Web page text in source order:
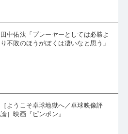
田中佑汰「プレーヤーとしては必勝よ
り不敗のほうがぼくは凄いなと思う」
［ようこそ卓球地獄へ／卓球映像評
論］映画『ピンポン』